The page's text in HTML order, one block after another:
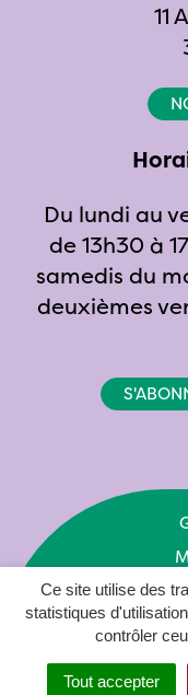
Ce site utilise des
statistiques
contrôler
Tout accepter
Menu
11
Du lundi au
de 13h30 à
samedis du
deuxièmes